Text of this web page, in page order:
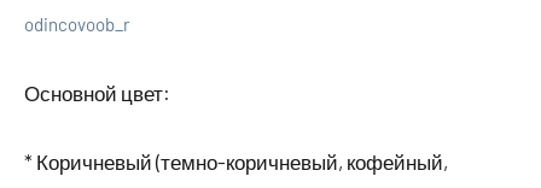
2023
odincovoob_r
Основной цвет:
* Коричневый (темно-коричневый, кофейный,